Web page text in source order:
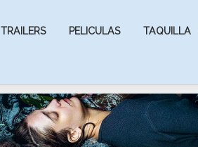
TRAILERS PELICULAS TAQUILLA